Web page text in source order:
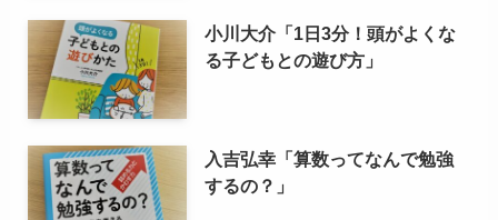
小川大介「1日3分！頭がよくな
る子どもとの遊び方」
入吉弘幸「算数ってなんで勉強
するの？」